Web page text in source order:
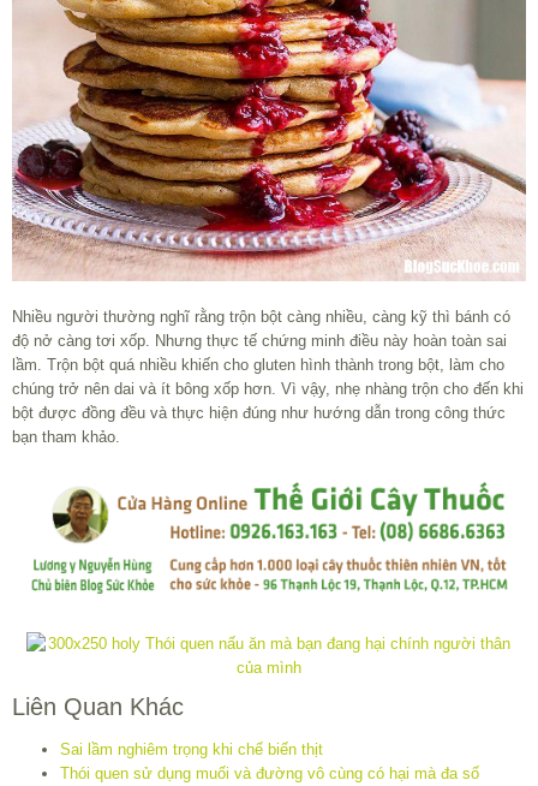
Nhiều người thường nghĩ rằng trộn bột càng nhiều, càng kỹ thì bánh có
độ nở càng tơi xốp. Nhưng thực tế chứng minh điều này hoàn toàn sai
lầm. Trộn bột quá nhiều khiến cho gluten hình thành trong bột, làm cho
chúng trở nên dai và ít bông xốp hơn. Vì vậy, nhẹ nhàng trộn cho đến khi
bột được đồng đều và thực hiện đúng như hướng dẫn trong công thức
bạn tham khảo.
Liên Quan Khác
Sai lầm nghiêm trọng khi chế biến thịt
Thói quen sử dụng muối và đường vô cùng có hại mà đa số